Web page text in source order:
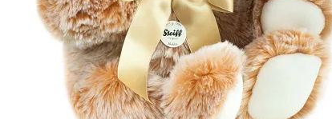
お願い致します。）
注文のキャンセルは可能ですか？
お取り寄せ商品となっておりますため、仕入先
大阪府 Y・W
「取り扱っているNetショップ